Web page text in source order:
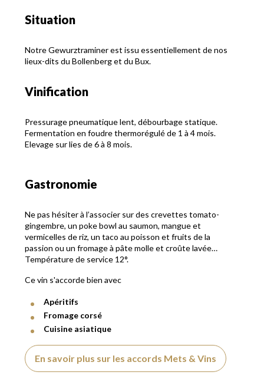
Situation
Notre Gewurztraminer est issu essentiellement de nos
lieux-dits du Bollenberg et du Bux.
Vinification
Pressurage pneumatique lent, débourbage statique.
Fermentation en foudre thermorégulé de 1 à 4 mois.
Elevage sur lies de 6 à 8 mois.
Gastronomie
Ne pas hésiter à l’associer sur des crevettes tomato-
gingembre, un poke bowl au saumon, mangue et
vermicelles de riz, un taco au poisson et fruits de la
passion ou un fromage à pâte molle et croûte lavée…
Température de service 12°.
Ce vin s'accorde bien avec
Apéritifs
Fromage corsé
Cuisine asiatique
En savoir plus sur les accords Mets & Vins